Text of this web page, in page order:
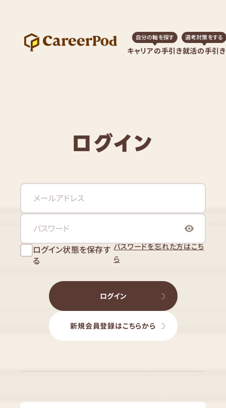
キャリアの手引き
自分の軸を探す
就活の手引き
選考対策をする
ログイン
ログイン状態を保存す
る
パスワードを忘れた方はこち
ら
ログイン
新規会員登録はこちらから